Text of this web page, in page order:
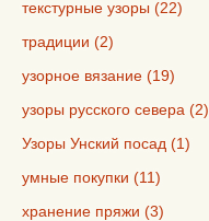
текстурные узоры (22)
традиции (2)
узорное вязание (19)
узоры русского севера (2)
Узоры Унский посад (1)
умные покупки (11)
хранение пряжи (3)